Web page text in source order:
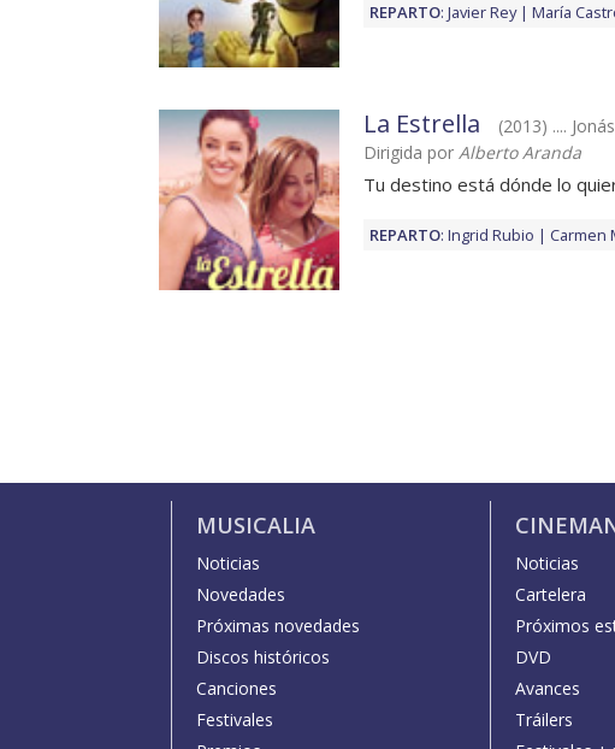
REPARTO: Javier Rey María
La Estrella
(2013) .... Jonás
Dirigida por Alberto Aranda
Tu destino está dónde lo
REPARTO: Ingrid Rubio Carmen
MUSICALIA
Noticias
Novedades
Próximas novedades
Discos históricos
Canciones
Festivales
Noticias
Cartelera
Próximos
DVD
Avances
Tráilers